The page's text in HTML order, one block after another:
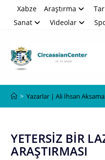
Xabze Araştırma
Sanat
Videolar
> Yazarlar | Ali İhsan
YETERSİZ BİR
ARAŞTIRMASI